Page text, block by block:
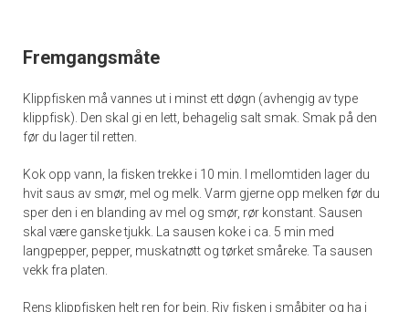
Fremgangsmåte
Klippfisken må vannes ut i minst ett døgn (avhengig av type
klippfisk). Den skal gi en lett, behagelig salt smak. Smak på den
før du lager til retten.
Kok opp vann, la fisken trekke i 10 min. I mellomtiden lager du
hvit saus av smør, mel og melk. Varm gjerne opp melken før du
sper den i en blanding av mel og smør, rør konstant. Sausen
skal være ganske tjukk. La sausen koke i ca. 5 min med
langpepper, pepper, muskatnøtt og tørket småreke. Ta sausen
vekk fra platen.
Rens klippfisken helt ren for bein. Riv fisken i småbiter og ha i